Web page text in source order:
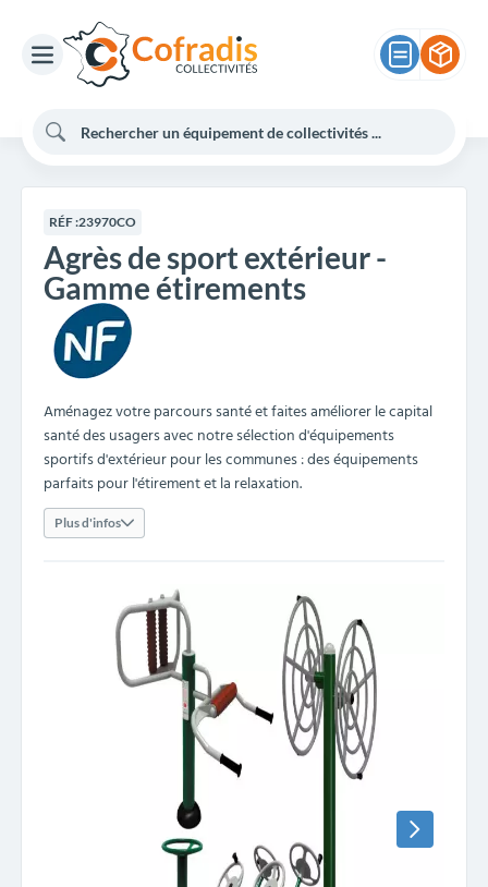
RÉF :23970CO
Agrès de sport extérieur -
Gamme étirements
Aménagez votre parcours santé et faites améliorer le capital
santé des usagers avec notre sélection d'équipements
sportifs d'extérieur pour les communes : des équipements
parfaits pour l'étirement et la relaxation.
Plus d'infos